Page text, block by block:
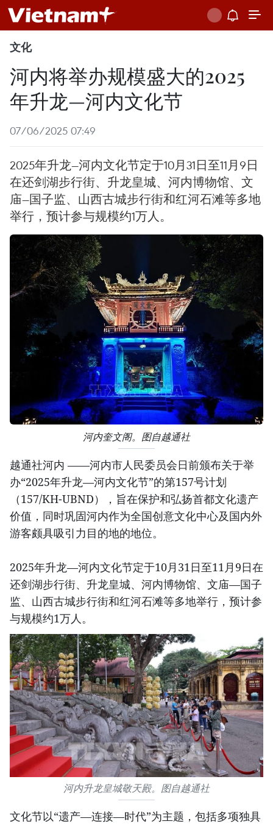
文化
河内将举办规模盛大的2025
年升龙—河内文化节
07/06/2025 07:49
2025年升龙—河内文化节定于10月31日至11月9日
在还剑湖步行街、升龙皇城、河内博物馆、文
庙—国子监、山西古城步行街和红河石滩等多地
举行，预计参与规模约1万人。
河内奎文阁。图自越通社
越通社河内 ——河内市人民委员会日前颁布关于举
办“2025年升龙—河内文化节”的第157号计划
（157/KH-UBND），旨在保护和弘扬首都文化遗产
价值，同时巩固河内作为全国创意文化中心及国内外
游客颇具吸引力目的地的地位。
2025年升龙—河内文化节定于10月31日至11月9日在
还剑湖步行街、升龙皇城、河内博物馆、文庙—国子
监、山西古城步行街和红河石滩等多地举行，预计参
与规模约1万人。
河内升龙皇城敬天殿。图自越通社
文化节以“遗产—连接—时代”为主题，包括多项独具